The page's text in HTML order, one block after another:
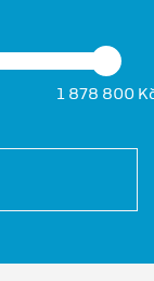
1 878 800